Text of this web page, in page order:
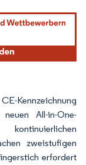
Namensnennung gemäß
Kennzeichnung
All-in-One-
zweistufigen
erfordert